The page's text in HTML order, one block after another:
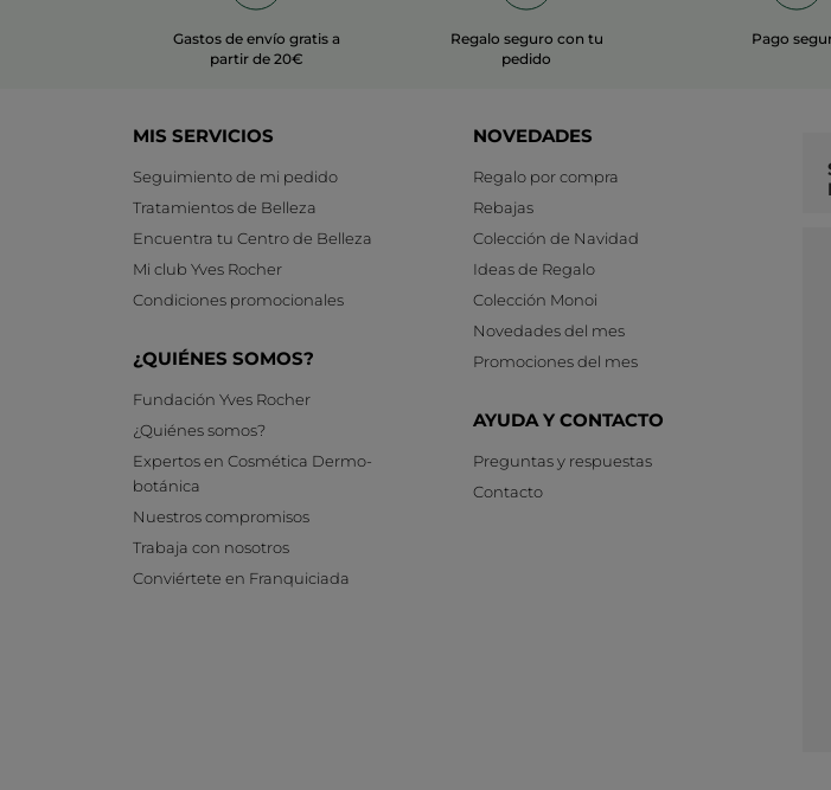
Gastos de envío gratis a
partir de 20€
Regalo seguro con tu
pedido
Pago
MIS SERVICIOS
Seguimiento de mi pedido
Tratamientos de Belleza
Encuentra tu Centro de Belleza
Mi club Yves Rocher
Condiciones promocionales
¿QUIÉNES SOMOS?
Fundación Yves Rocher
¿Quiénes somos?
Expertos en Cosmética Dermo-
botánica
Nuestros compromisos
Trabaja con nosotros
Conviértete en Franquiciada
NOVEDADES
Regalo por compra
Rebajas
Colección de Navidad
Ideas de Regalo
Colección Monoi
Novedades del mes
Promociones del mes
AYUDA Y CONTACTO
Preguntas y respuestas
Contacto